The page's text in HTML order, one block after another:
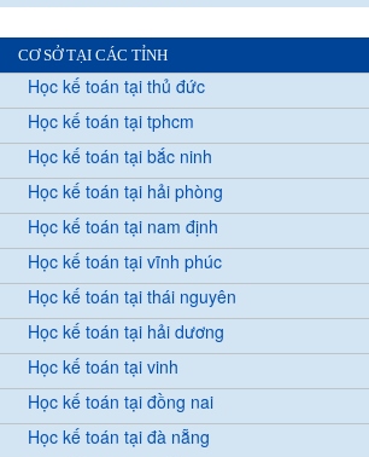
CƠ SỞ TẠI CÁC TỈNH
Học kế toán tại thủ đức
Học kế toán tại tphcm
Học kế toán tại bắc ninh
Học kế toán tại hải phòng
Học kế toán tại nam định
Học kế toán tại vĩnh phúc
Học kế toán tại thái nguyên
Học kế toán tại hải dương
Học kế toán tại vinh
Học kế toán tại đồng nai
Học kế toán tại đà nẵng